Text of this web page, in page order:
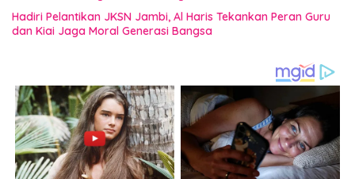
Hadiri Pelantikan JKSN Jambi, Al Haris Tekankan Peran Guru
dan Kiai Jaga Moral Generasi Bangsa